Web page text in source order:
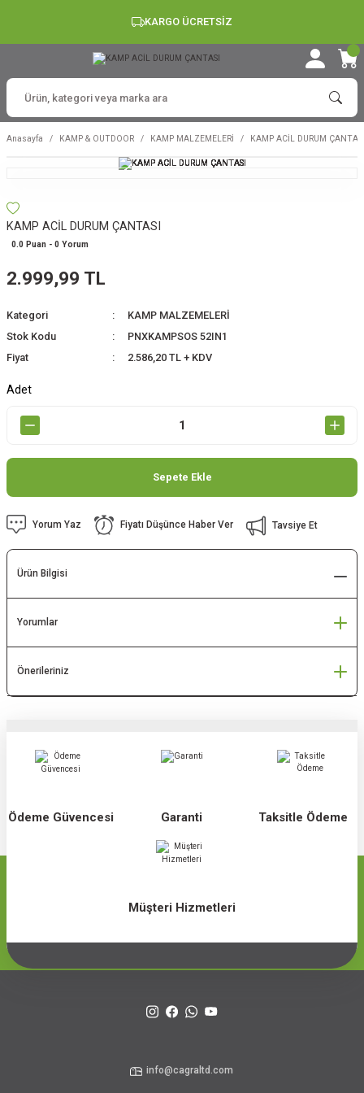
KARGO ÜCRETSİZ
Anasayfa KAMP & OUTDOOR KAMP MALZEMELERİ KAMP ACİL DURUM ÇANTASI
KAMP ACİL DURUM ÇANTASI
0.0 Puan - 0 Yorum
2.999,99 TL
Kategori
KAMP MALZEMELERİ
Stok Kodu
PNXKAMPSOS 52IN1
Fiyat
2.586,20 TL + KDV
Adet
Sepete Ekle
Yorum Yaz Fiyatı Düşünce Haber Ver Tavsiye Et
Ürün Bilgisi
Yorumlar
Önerileriniz
Ödeme Güvencesi Garanti Taksitle Ödeme
Müşteri Hizmetleri
info@cagraltd.com